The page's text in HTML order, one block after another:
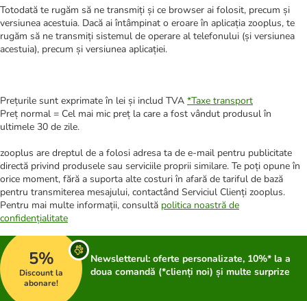
Totodată te rugăm să ne transmiți și ce browser ai folosit, precum și
versiunea acestuia. Dacă ai întâmpinat o eroare în aplicația zooplus, te
rugăm să ne transmiți sistemul de operare al telefonului (și versiunea
acestuia), precum și versiunea aplicației.
Prețurile sunt exprimate în lei și includ TVA *Taxe transport
Preț normal = Cel mai mic preț la care a fost vândut produsul în
ultimele 30 de zile.
zooplus are dreptul de a folosi adresa ta de e-mail pentru publicitate
directă privind produsele sau serviciile proprii similare. Te poți opune în
orice moment, fără a suporta alte costuri în afară de tariful de bază
pentru transmiterea mesajului, contactând Serviciul Clienți zooplus.
Pentru mai multe informații, consultă politica noastră de
confidențialitate
5%
Discount la
abonare!
Newsletterul: oferte personalizate, 10%* la a
doua comandă (*clienți noi) și multe surprize